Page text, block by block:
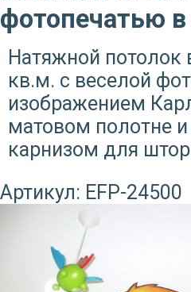
фотопечатью
Натяжной потолок
кв.м. с веселой
изображением
матовом полотне
карнизом для штор
Артикул: EFP-24500